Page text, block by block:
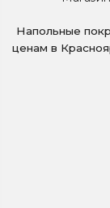
Напольные
ценам в